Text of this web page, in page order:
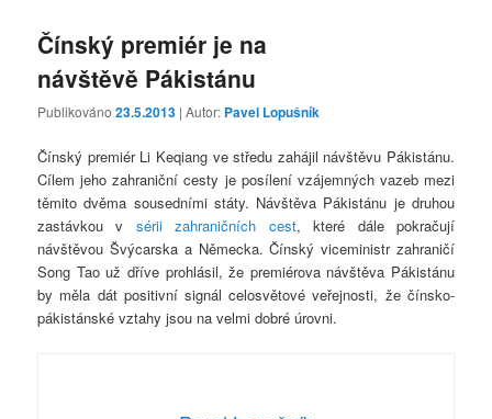
Čínský premiér je na
návštěvě Pákistánu
Publikováno23.5.2013 | Autor: Pavel Lopušník
Čínský premiér Li Keqiang ve středu zahájil návštěvu Pákistánu.
Cílem jeho zahraniční cesty je posílení vzájemných vazeb mezi
těmito dvěma sousedními státy. Návštěva Pákistánu je druhou
zastávkou v sérii zahraničních cest, které dále pokračují
návštěvou Švýcarska a Německa. Čínský viceministr zahraničí
Song Tao už dříve prohlásil, že premiérova návštěva Pákistánu
by měla dát positivní signál celosvětové veřejnosti, že čínsko-
pákistánské vztahy jsou na velmi dobré úrovni.